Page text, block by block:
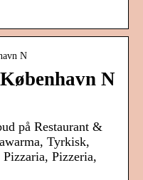
N
N
på Restaurant &
Tyrkisk,
Pizzeria,